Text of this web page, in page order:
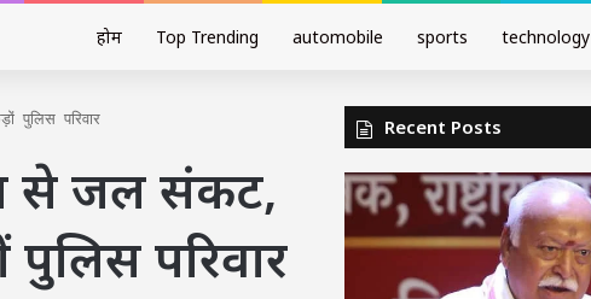
होम Top Trending automobile sports technology
परिवार
से जल संकट,
परिवार
Recent Posts